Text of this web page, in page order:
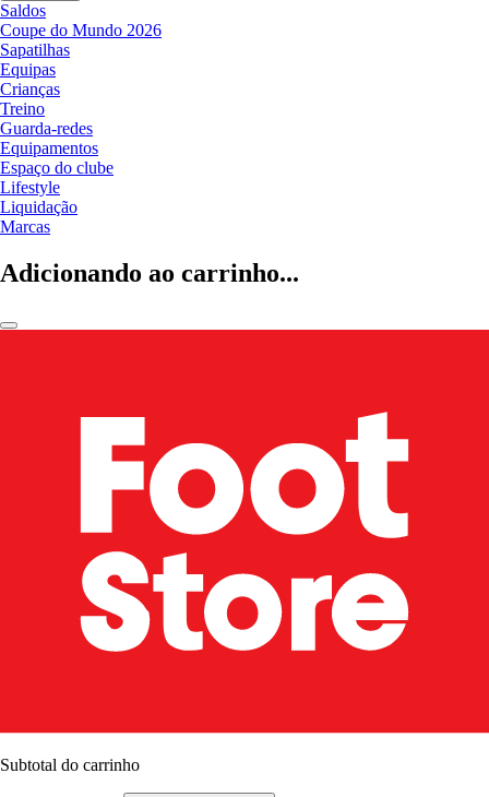
Saldos
Coupe do Mundo 2026
Sapatilhas
Equipas
Crianças
Treino
Guarda-redes
Equipamentos
Espaço do clube
Lifestyle
Liquidação
Marcas
Adicionando ao carrinho...
Subtotal do carrinho